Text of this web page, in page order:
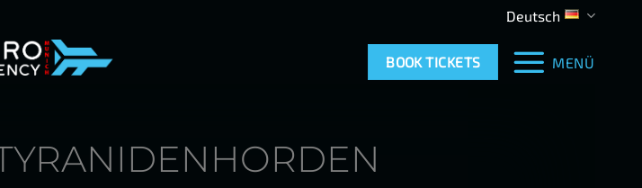
Deutsch
BOOK TICKETS MENÜ